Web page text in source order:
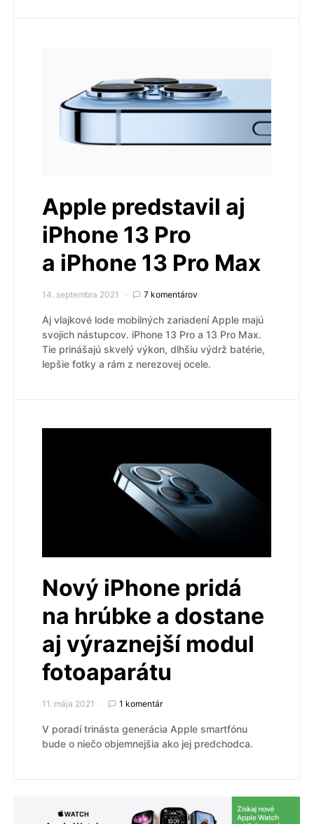
Apple predstavil aj
iPhone 13 Pro
a iPhone 13 Pro Max
14. septembra 2021 7 komentárov
Aj vlajkové lode mobilných zariadení Apple majú
svojich nástupcov. iPhone 13 Pro a 13 Pro Max.
Tie prinášajú skvelý výkon, dlhšiu výdrž batérie,
lepšie fotky a rám z nerezovej ocele.
Nový iPhone pridá
na hrúbke a dostane
aj výraznejší modul
fotoaparátu
11. mája 2021 1 komentár
V poradí trinásta generácia Apple smartfónu
bude o niečo objemnejšia ako jej predchodca.